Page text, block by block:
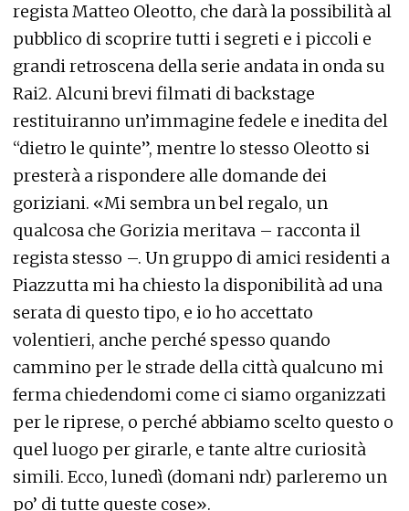
regista Matteo Oleotto, che darà la possibilità al
pubblico di scoprire tutti i segreti e i piccoli e
grandi retroscena della serie andata in onda su
Rai2. Alcuni brevi filmati di backstage
restituiranno un’immagine fedele e inedita del
“dietro le quinte”, mentre lo stesso Oleotto si
presterà a rispondere alle domande dei
goriziani. «Mi sembra un bel regalo, un
qualcosa che Gorizia meritava – racconta il
regista stesso –. Un gruppo di amici residenti a
Piazzutta mi ha chiesto la disponibilità ad una
serata di questo tipo, e io ho accettato
volentieri, anche perché spesso quando
cammino per le strade della città qualcuno mi
ferma chiedendomi come ci siamo organizzati
per le riprese, o perché abbiamo scelto questo o
quel luogo per girarle, e tante altre curiosità
simili. Ecco, lunedì (domani ndr) parleremo un
po’ di tutte queste cose».